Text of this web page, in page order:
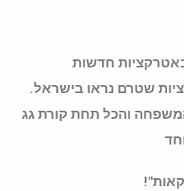
חדשות
אטרקציות שטרם נראו בישראל.
המשפחה והכל תחת קורת גג